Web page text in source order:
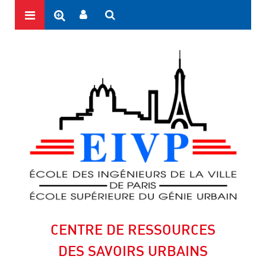
CENTRE DE RESSOURCES
DES SAVOIRS URBAINS